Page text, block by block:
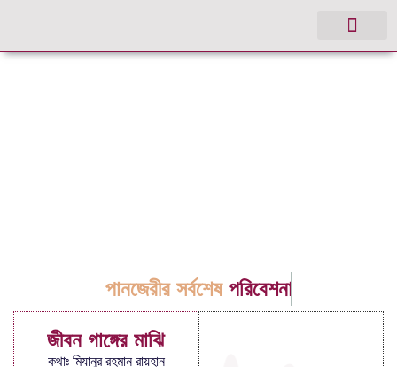
পানজেরীর সর্বশেষ পরিবেশনা
জীবন গাঙ্গের মাঝি
কথাঃ মিযানুর রহমান রায়হান